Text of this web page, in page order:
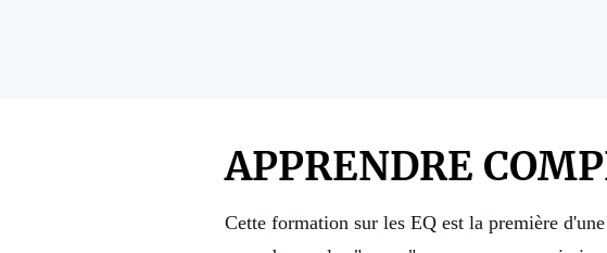
APPRENDRE
Cette formation sur les EQ est la première